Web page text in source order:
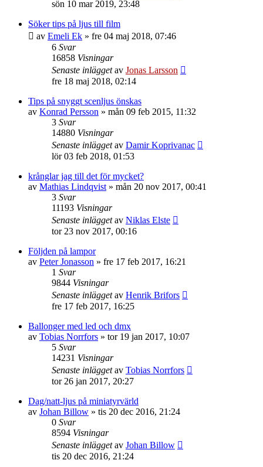
sön 10 mar 2019, 23:48
Söker tips på ljus till film
av Emeli Ek » fre 04 maj 2018, 07:46
6 Svar
16858 Visningar
Senaste inläggetav Jonas Larsson
fre 18 maj 2018, 02:14
Tips på snyggt scenljus önskas
av Konrad Persson » mån 09 feb 2015, 11:32
3 Svar
14880 Visningar
Senaste inläggetav Damir Koprivanac
lör 03 feb 2018, 01:53
krånglar jag till det för mycket?
av Mathias Lindqvist » mån 20 nov 2017, 00:41
3 Svar
11193 Visningar
Senaste inläggetav Niklas Elste
tor 23 nov 2017, 00:16
Följden på lampor
av Peter Jonasson » fre 17 feb 2017, 16:21
1 Svar
9844 Visningar
Senaste inläggetav Henrik Brifors
fre 17 feb 2017, 16:25
Ballonger med led och dmx
av Tobias Norrfors » tor 19 jan 2017, 10:07
5 Svar
14231 Visningar
Senaste inläggetav Tobias Norrfors
tor 26 jan 2017, 20:27
Dag/natt-ljus på miniatyrvärld
av Johan Billow » tis 20 dec 2016, 21:24
0 Svar
8594 Visningar
Senaste inläggetav Johan Billow
tis 20 dec 2016, 21:24